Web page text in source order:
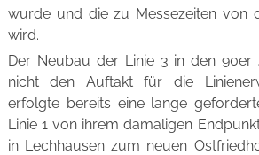
wurde und die zu Messezeiten von
wird.
Der Neubau der Linie 3 in den 90er
nicht den Auftakt für die
erfolgte bereits eine lange
Linie 1 von ihrem damaligen
in Lechhausen zum neuen